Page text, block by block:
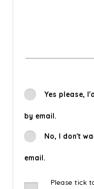
Yes please,
by email.
No, I don't
email.
Please tick